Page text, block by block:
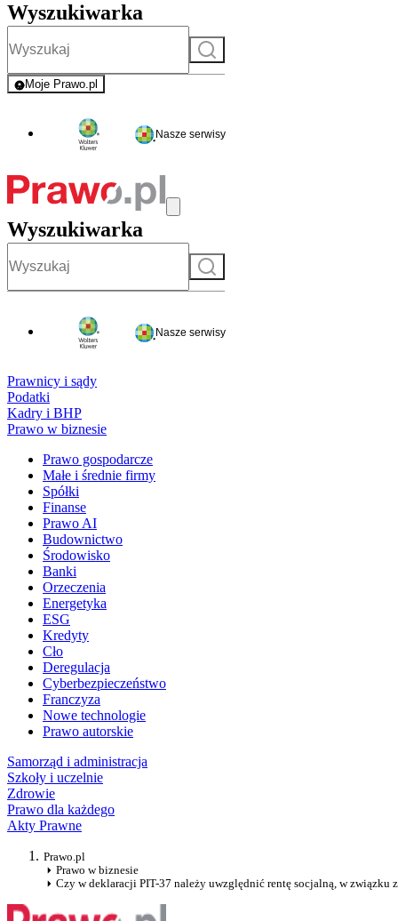
Wyszukiwarka
Szukaj
Moje Prawo.pl
- rejestracja i logowanie do serwisu
Nasze serwisy
Wyszukiwarka
Szukaj
Nasze serwisy
Prawnicy i sądy
Podatki
Kadry i BHP
Prawo w biznesie
Prawo gospodarcze
Małe i średnie firmy
Spółki
Finanse
Prawo AI
Budownictwo
Środowisko
Banki
Orzeczenia
Energetyka
ESG
Kredyty
Cło
Deregulacja
Cyberbezpieczeństwo
Franczyza
Nowe technologie
Prawo autorskie
Samorząd i administracja
Szkoły i uczelnie
Zdrowie
Prawo dla każdego
Akty Prawne
Prawo.pl
Prawo w biznesie
Czy w deklaracji PIT-37 należy uwzględnić rentę socjalną, w związku